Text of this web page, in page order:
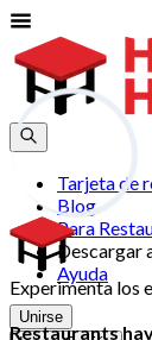
Tarjeta de
Blog
Para
Descargar
Ayuda
Unirse
Experimenta los
Restaurants